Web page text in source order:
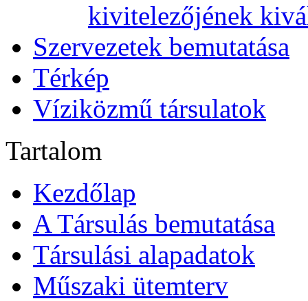
kivitelezőjének
Szervezetek bemutatása
Térkép
Víziközmű társulatok
Tartalom
Kezdőlap
A Társulás bemutatása
Társulási alapadatok
Műszaki ütemterv